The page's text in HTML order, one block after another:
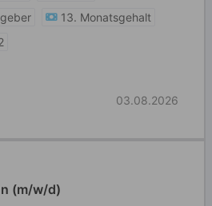
13. Monatsgehalt
03.08.2026
(m/w/d)